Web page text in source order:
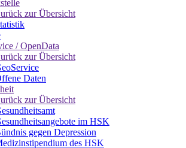
zur Übersicht
/ OpenData
zur Übersicht
Daten
zur Übersicht
im HSK
gegen Depression
des HSK